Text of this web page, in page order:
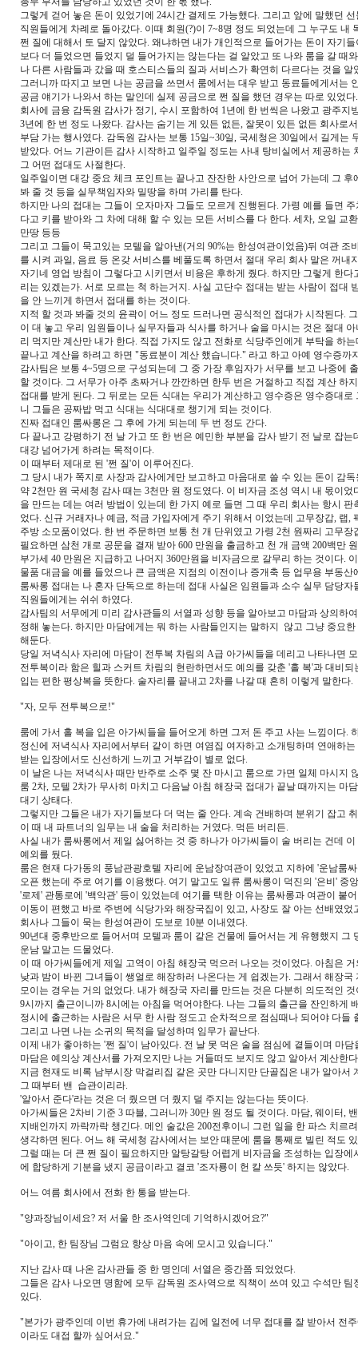
그렇게 걷어 놓은 돈이 있었기에 24시간 결제도 가능했다. 그리고 앞에 말했던
직원들에게 차례로 돌아갔다. 이때 회원(?)이 7~8명 정도 되었는데 그 누구도 내
쩐 질에 대해서 토 달지 않았다. 왜냐하면 내가 개인적으로 들어가는 돈이 자기
보다 더 들었으면 들었지 덜 들어가지는 않는다는 걸 알았고 또 나와 룸을 갈 때
나 다른 사람들과 갔을 때 호스티스들의 질과 서비스가 확연히 다르다는 것을
그러니까 따지고 보면 나는 공금을 쓰면서 룸에서는 대우 받고 동료들에게서는
공금 얘기가 나와서 하는 말인데 실제 공금으로 쩐 질을 했던 경우는 따로 있었
회사에 금융 감독원 감사가 정기, 수시 포함하여 1년에 한 번씩은 나왔고 광주지
3년에 한 번 정도 나왔다. 감사는 숨기는 게 있든 없든, 잘못이 있든 없든 회사로
부담 가는 행사였다. 감독원 감사는 보통 15일~30일, 국세청은 30일에서 길게는
받았다. 어느 기관이든 감사 시작하고 일주일 정도는 사내 탕비실에서 제공하는
그 어떤 접대도 사절한다.
일주일이면 대강 중요 체크 포인트는 끝나고 잔잔한 사안으로 넘어 가는데 그
봐 줄 것 등을 실무책임자와 밀땅을 하며 가리를 탄다.
하지만 나의 접대는 그들이 오자마자 그들도 모르게 진행된다. 가령 예를 들면
다고 키를 받아와 그 차에 대해 할 수 있는 모든 서비스를 다 한다. 세차, 오일 교
만땅 등등
그리고 그들이 묵고있는 모텔을 알아낸(거의 90%는 한성여관이었음)뒤 여관 조
를 시켜 과일, 음료 등 온갖 서비스를 베풀도록 하면서 절대 우리 회사 말은 꺼내
자기네 영업 방침이 그렇다고 시키면서 비용은 후하게 줬다. 하지만 그렇게 한
리는 있겠는가. 서로 모르는 척 하는거지. 사실 고단수 접대는 받는 사람이 접대
을 안 느끼게 하면서 접대를 하는 것이다.
지적 할 것과 봐줄 것의 윤곽이 어느 정도 드러나면 공식적인 접대가 시작된다.
이 대 놓고 우리 임원들이나 실무자들과 식사를 하거나 술을 마시는 것은 절대
리 먹지만 계산만 내가 한다. 직접 가지도 않고 전화로 식당주인에게 부탁을 하
끝나고 계산을 하려고 하면 "동료분이 계산 했습니다." 라고 하고 아예 영수증까
감사팀은 보통 4~5명으로 구성되는데 그 중 가장 후임자가 서무를 보고 나중에
할 것이다. 그 서무가 아주 초짜거나 깐깐하면 한두 번은 거절하고 직접 계산 하
접대를 받게 된다. 그 뒤로는 모든 식대는 우리가 계산하고 영수증은 영수증대로
니 그들은 공짜밥 먹고 식대는 식대대로 챙기게 되는 것이다.
진짜 접대인 룸싸롱은 그 후에 가게 되는데 두 번 정도 간다.
다 끝나고 강평하기 전 날 가고 또 한 번은 예민한 부분을 감사 받기 전 날로 잡
대강 넘어가게 하려는 목적이다.
이 때부터 제대로 된 '쩐 질'이 이루어진다.
그 당시 내가 쪽지로 사장과 감사에게만 보고하고 마음대로 쓸 수 있는 돈이 감
약 2천만 원 국세청 감사 때는 3천만 원 정도였다. 이 비자금 조성 역시 내 몫이었
을 만드는 데는 여러 방법이 있는데 한 가지 예로 들면 그 때 우리 회사는 항시 판
었다. 신규 거래자나 예금, 적금 가입자에게 주기 위해서 이었는데 고무장갑, 랩,
주방 소모품이었다. 한 번 주문하면 보통 천 개 단위였고 가령 2천 원짜리 고무장
필요하면 삼천 개로 공문을 결재 받아 600 만원을 출금하고 천 개 금액 200백만
부가세 40 만원은 지급하고 나머지 360만원을 비자금으로 갈무리 하는 것이다.
물품 대금을 예를 들었으나 큰 금액은 지점의 이전이나 증개축 등 업무용 부동산
룸싸롱 접대는 나 혼자 단독으로 하는데 접대 사실은 임원들과 소수 실무 담당
직원들에게는 쉬쉬 하였다.
감사팀의 서무에게 미리 감사관들의 서열과 성향 등을 알아보고 마담과 상의하
정해 놓는다. 하지만 마담에게는 뭐 하는 사람들인지는 말하지 않고 그냥 중요
해둔다.
당일 저녁식사 자리에 마담이 전투복 차림의 A급 아가씨들을 데리고 나타나면
전투복이라 함은 힐과 스커트 차림의 현란하면서도 예의를 갖춘 '홀 복'과 대비
입는 편한 평상복을 뜻한다. 술자리를 끝내고 2차를 나갈 때 흔히 이렇게 말한다.
"자, 모두 전투복으로!"
룸에 가서 홀 복을 입은 아가씨들을 들어오게 하면 그저 돈 주고 사는 느낌이다.
정신에 저녁식사 자리에서부터 같이 하면 여염집 여자하고 소개팅하며 연애하
받는 입장에서도 신선하게 느끼고 거부감이 별로 없다.
이 날은 나는 저녁식사 때만 반주로 소주 몇 잔 마시고 룸으로 가면 일체 마시지
룸 2차, 모텔 2차가 무사히 마치고 다음날 아침 해장국 접대가 끝날 때까지는 마
대기 상태다.
그렇지만 그들은 내가 자기들보다 더 먹는 줄 안다. 계속 건배하며 분위기 잡고
이 때 내 파트너의 임무는 내 술을 처리하는 거였다. 먹든 버리든.
사실 내가 룸싸롱에서 제일 싫어하는 것 중 하나가 아가씨들이 술 버리는 건데
예외를 뒀다.
룸은 현재 다가동의 풍남관광호텔 자리에 운남장여관이 있었고 지하에 '운남룸
오픈 했는데 주로 여기를 이용했다. 여기 말고도 일류 룸싸롱이 덕진의 '은비' 중
'로제' 관통로에 '백악관' 등이 있었는데 여기를 택한 이유는 룸싸롱과 여관이 붙
이동이 편했고 바로 주변에 식당가와 해장국집이 있고, 사장도 잘 아는 선배였
회사나 그들이 묵는 한성여관이 도보로 10분 이내였다.
90년대 중후반으로 들어서며 모텔과 룸이 같은 건물에 들어서는 게 유행했지 그
운남 말고는 드물었다.
이 때 아가씨들에게 제일 고역이 아침 해장국 먹으러 나오는 것이었다. 아침은
낮과 밤이 바뀐 그녀들이 쌩얼로 해장하러 나온다는 게 쉽겠는가. 그래서 해장
모이는 경우는 거의 없었다. 내가 해장국 자리를 만드는 것은 다분히 의도적인
9시까지 출근이니까 8시에는 아침을 먹어야한다. 나는 그들의 출근을 잔인하게
정시에 출근하는 사람은 서무 한 사람 정도고 순차적으로 점심때나 되어야 다들
그리고 나면 나는 소귀의 목적을 달성하며 임무가 끝난다.
이제 내가 좋아하는 '쩐 질'이 남아있다. 전 날 못 먹은 술을 점심에 곁들이며 마
마담은 예의상 계산서를 가져오지만 나는 거들떠도 보지도 않고 알아서 계산한
지금 현재도 비록 남부시장 막걸리집 같은 곳만 다니지만 단골집은 내가 알아서
그 때부터 밴 습관이리라.
'알아서 준다'라는 것은 더 줬으면 더 줬지 덜 주지는 않는다는 뜻이다.
아가씨들은 2차비 기준 3 따블, 그러니까 30만 원 정도 될 것이다. 마담, 웨이터,
지배인까지 까락까락 챙긴다. 메인 술값은 200전후이니 그런 일을 한 파스 치르
생각하면 된다. 어느 해 국세청 감사에서는 보안 때문에 룸을 통째로 빌린 적도
그럴 때는 더 큰 쩐 질이 필요하지만 알탕갈탕 어렵게 비자금을 조성하는 입장에
에 합당하게 기분을 냈지 공금이라고 결코 '조자룡이 헌 칼 쓰듯' 하지는 않았다.
어느 여름 회사에서 전화 한 통을 받는다.
"양과장님이세요? 저 서울 한 조사역인데 기억하시겠어요?"
"아이고, 한 팀장님 그럼요 항상 마음 속에 모시고 있습니다."
지난 감사 때 나온 감사관들 중 한 명인데 서열은 중간쯤 되었었다.
그들은 감사 나오면 명함에 모두 감독원 조사역으로 직책이 쓰여 있고 수석만
있다.
"본가가 광주인데 이번 휴가에 내려가는 김에 일전에 너무 접대를 잘 받아서 전
이라도 대접 할까 싶어서요."